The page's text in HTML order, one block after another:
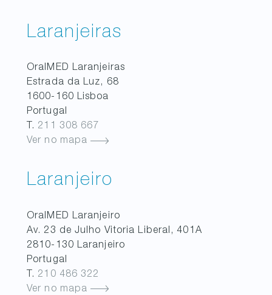
Laranjeiras
OralMED Laranjeiras
Estrada da Luz, 68
1600-160 Lisboa
Portugal
T. 211 308 667
Ver no mapa
Laranjeiro
OralMED Laranjeiro
Av. 23 de Julho Vitoria Liberal, 401A
2810-130 Laranjeiro
Portugal
T. 210 486 322
Ver no mapa